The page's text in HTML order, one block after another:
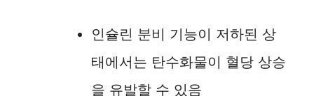
인슐린 분비 기능이 저하된 상
태에서는 탄수화물이 혈당 상승
을 유발할 수 있음